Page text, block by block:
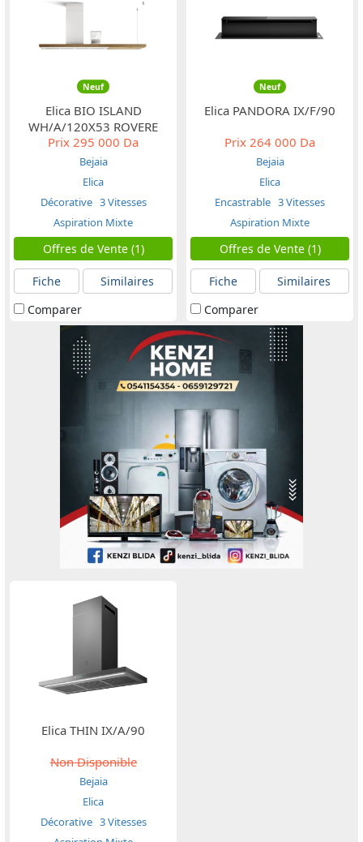
Neuf
Elica BIO ISLAND
WH/A/120X53 ROVERE
Prix 295 000 Da
Bejaia
Elica
Décorative 3 Vitesses
Aspiration Mixte
Offres de Vente (1)
Fiche
Similaires
Comparer
Neuf
Elica PANDORA IX/F/90
Prix 264 000 Da
Bejaia
Elica
Encastrable 3 Vitesses
Aspiration Mixte
Offres de Vente (1)
Fiche
Similaires
Comparer
Elica THIN IX/A/90
Non Disponible
Bejaia
Elica
Décorative 3 Vitesses